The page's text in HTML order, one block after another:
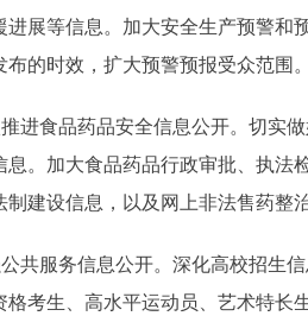
进展等信息。加大安全生产预警和
布的时效，扩大预警预报受众范围
食品药品安全信息公开。切实做
息。加大食品药品行政审批、执法
制建设信息，以及网上非法售药整
服务信息公开。深化高校招生信
格考生、高水平运动员、艺术特长